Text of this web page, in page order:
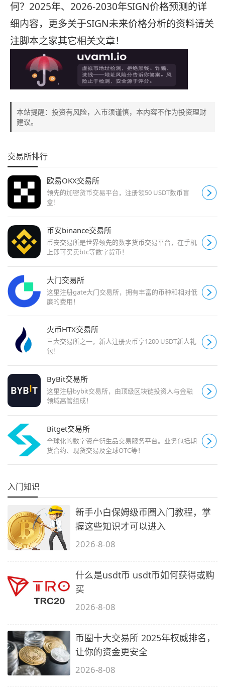
何？2025年、2026-2030年SIGN价格预测的详
细内容，更多关于SIGN未来价格分析的资料请关
注脚本之家其它相关文章！
本站提醒：投资有风险，入市须谨慎，本内容不作为投资理财
建议。
交易所排行
欧易OKX交易所
领先的加密货币交易平台，注册领50 USDT数币盲
盒！
币安binance交易所
币安交易所是世界领先的数字货币交易平台，在手机
上即可买卖btc等数字货币！
大门交易所
这里注册gate大门交易所，拥有丰富的币种和相对低
廉的费用！
火币HTX交易所
三大交易所之一，新人注册火币享1200 USDT新人礼
包！
ByBit交易所
这里注册bybit交易所，由顶级区块链投资人与金融
领域高管组成！
Bitget交易所
全球化的数字资产衍生品交易服务平台。业务包括期
货合约、现货交易及全球OTC等！
入门知识
新手小白保姆级币圈入门教程，掌
握这些知识才可以进入
2026-8-08
什么是usdt币 usdt币如何获得或购
买
2026-8-08
币圈十大交易所 2025年权威排名，
让你的资金更安全
2026-8-08